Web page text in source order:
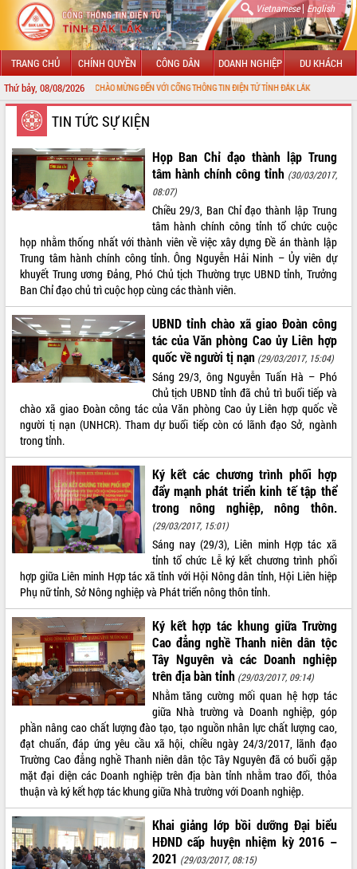
Vietnamese| English
TRANG CHỦ CHÍNH QUYỀN CÔNG DÂN DOANH NGHIỆP DU KHÁCH
Thứ bảy, 08/08/2026
CHÀO MỪNG ĐẾN VỚI CỔNG THÔNG TIN ĐIỆN TỬ TỈNH ĐẮK LẮK
GIỚI THIỆU
LÃNH ĐẠO UBND TỈNH
TIN TỨC SỰ KIỆN
UBND CÁC XÃ, PHƯỜNG
THÔNG TIN CHỈ ĐẠO ĐIỀU HÀNH
HỆ THỐNG VĂN BẢN
VĂN BẢN HĐND TỈNH
ĐIỂM TIN VĂN BẢN
QUY HOẠCH - KẾ HOẠCH
VIDEO
TIN TỨC SỰ KIỆN
Họp Ban Chỉ đạo thành lập Trung
tâm hành chính công tỉnh (30/03/2017,
08:07)
Chiều 29/3, Ban Chỉ đạo thành lập Trung
tâm hành chính công tỉnh tổ chức cuộc
họp nhằm thống nhất với thành viên về việc xây dựng Đề án thành lập
Trung tâm hành chính công tỉnh. Ông Nguyễn Hải Ninh – Ủy viên dự
khuyết Trung ương Đảng, Phó Chủ tịch Thường trực UBND tỉnh, Trưởng
Ban Chỉ đạo chủ trì cuộc họp cùng các thành viên.
UBND tỉnh chào xã giao Đoàn công
tác của Văn phòng Cao ủy Liên hợp
quốc về người tị nạn (29/03/2017, 15:04)
Sáng 29/3, ông Nguyễn Tuấn Hà – Phó
Chủ tịch UBND tỉnh đã chủ trì buổi tiếp và
chào xã giao Đoàn công tác của Văn phòng Cao ủy Liên hợp quốc về
người tị nạn (UNHCR). Tham dự buổi tiếp còn có lãnh đạo Sở, ngành
trong tỉnh.
Ký kết các chương trình phối hợp
đẩy mạnh phát triển kinh tế tập thể
trong nông nghiệp, nông thôn.
(29/03/2017, 15:01)
Sáng nay (29/3), Liên minh Hợp tác xã
tỉnh tổ chức Lễ ký kết chương trình phối
hợp giữa Liên minh Hợp tác xã tỉnh với Hội Nông dân tỉnh, Hội Liên hiệp
Phụ nữ tỉnh, Sở Nông nghiệp và Phát triển nông thôn tỉnh.
Ký kết hợp tác khung giữa Trường
Cao đẳng nghề Thanh niên dân tộc
Tây Nguyên và các Doanh nghiệp
trên địa bàn tỉnh (29/03/2017, 09:14)
Nhằm tăng cường mối quan hệ hợp tác
giữa Nhà trường và Doanh nghiệp, góp
phần nâng cao chất lượng đào tạo, tạo nguồn nhân lực chất lượng cao,
đạt chuẩn, đáp ứng yêu cầu xã hội, chiều ngày 24/3/2017, lãnh đạo
Trường Cao đẳng nghề Thanh niên dân tộc Tây Nguyên đã có buổi gặp
mặt đại diện các Doanh nghiệp trên địa bàn tỉnh nhằm trao đổi, thỏa
thuận và ký kết hợp tác khung giữa Nhà trường với Doanh nghiệp.
Khai giảng lớp bồi dưỡng Đại biểu
HĐND cấp huyện nhiệm kỳ 2016 –
2021 (29/03/2017, 08:15)